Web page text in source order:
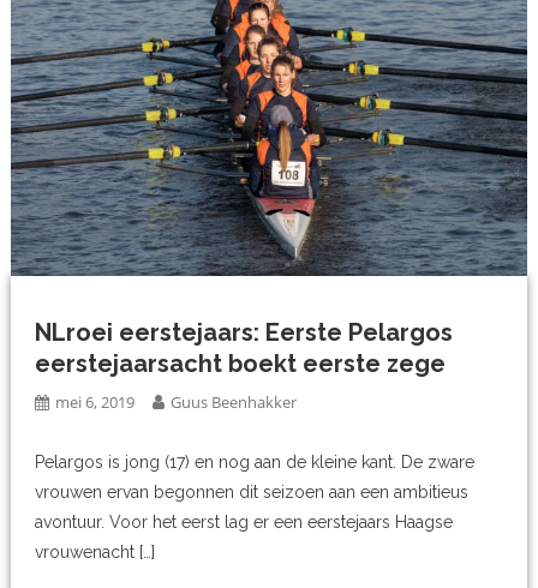
NLroei eerstejaars: Eerste Pelargos
eerstejaarsacht boekt eerste zege
mei 6, 2019 Guus Beenhakker
Pelargos is jong (17) en nog aan de kleine kant. De zware
vrouwen ervan begonnen dit seizoen aan een ambitieus
avontuur. Voor het eerst lag er een eerstejaars Haagse
vrouwenacht […]